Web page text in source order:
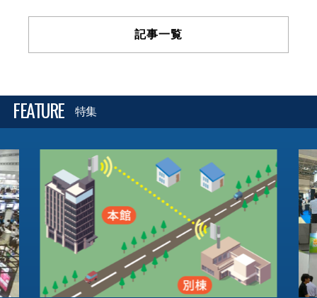
記事一覧
FEATURE 特集